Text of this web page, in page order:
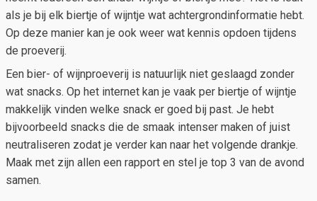
als je bij elk biertje of wijntje wat achtergrondinformatie hebt.
Op deze manier kan je ook weer wat kennis opdoen tijdens
de proeverij.
Een bier- of wijnproeverij is natuurlijk niet geslaagd zonder
wat snacks. Op het internet kan je vaak per biertje of wijntje
makkelijk vinden welke snack er goed bij past. Je hebt
bijvoorbeeld snacks die de smaak intenser maken of juist
neutraliseren zodat je verder kan naar het volgende drankje.
Maak met zijn allen een rapport en stel je top 3 van de avond
samen.